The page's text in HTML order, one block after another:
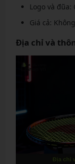
Logo và
Giá cả:
Địa chỉ và